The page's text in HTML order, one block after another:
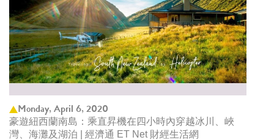
Monday, April 6, 2020
豪遊紐西蘭南島：乘直昇機在四小時內穿越冰川、峽
灣、海灘及湖泊 | 經濟通 ET Net 財經生活網